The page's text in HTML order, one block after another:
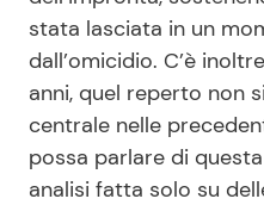
stata lasciata in un
dall’omicidio. C’è
anni, quel reperto non
centrale nelle
possa parlare di
analisi fatta solo su